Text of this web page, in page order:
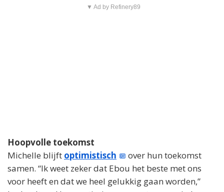
▼ Ad by Refinery89
Hoopvolle toekomst
Michelle blijft optimistisch
over hun toekomst
samen. “Ik weet zeker dat Ebou het beste met ons
voor heeft en dat we heel gelukkig gaan worden,”